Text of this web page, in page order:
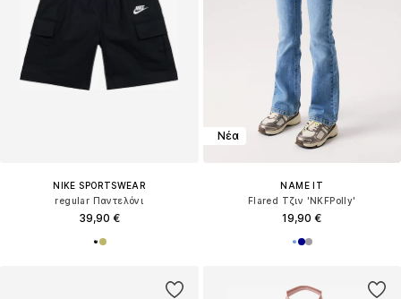
NIKE SPORTSWEAR
regular Παντελόνι
39,90 €
Νέα
NAME IT
Flared Τζιν 'NKFPolly'
19,90 €